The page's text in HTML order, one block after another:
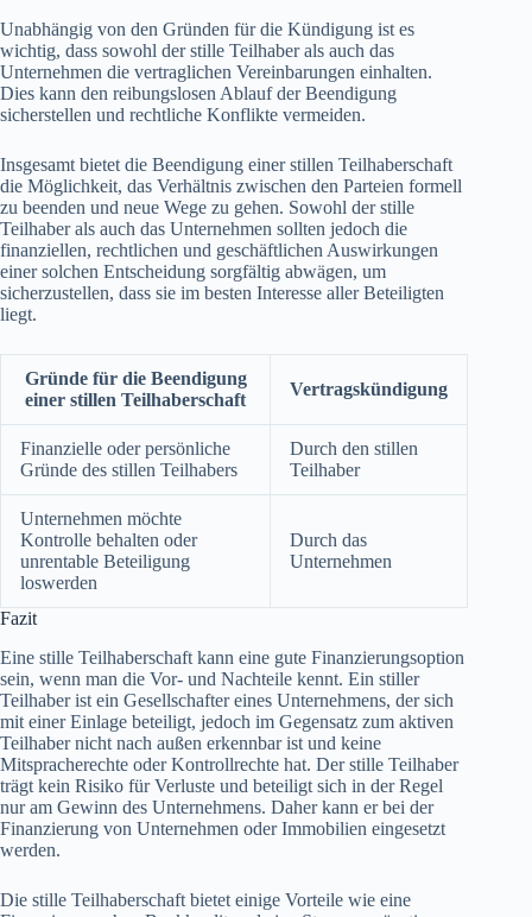
Unabhängig von den Gründen für die Kündigung ist es
wichtig, dass sowohl der stille Teilhaber als auch das
Unternehmen die vertraglichen Vereinbarungen einhalten.
Dies kann den reibungslosen Ablauf der Beendigung
sicherstellen und rechtliche Konflikte vermeiden.
Insgesamt bietet die Beendigung einer stillen Teilhaberschaft
die Möglichkeit, das Verhältnis zwischen den Parteien formell
zu beenden und neue Wege zu gehen. Sowohl der stille
Teilhaber als auch das Unternehmen sollten jedoch die
finanziellen, rechtlichen und geschäftlichen Auswirkungen
einer solchen Entscheidung sorgfältig abwägen, um
sicherzustellen, dass sie im besten Interesse aller Beteiligten
liegt.
Gründe für die Beendigung
einer stillen Teilhaberschaft
Vertragskündigung
Finanzielle oder persönliche
Gründe des stillen Teilhabers
Durch den stillen
Teilhaber
Unternehmen möchte
Kontrolle behalten oder
unrentable Beteiligung
loswerden
Durch das
Unternehmen
Fazit
Eine stille Teilhaberschaft kann eine gute Finanzierungsoption
sein, wenn man die Vor- und Nachteile kennt. Ein stiller
Teilhaber ist ein Gesellschafter eines Unternehmens, der sich
mit einer Einlage beteiligt, jedoch im Gegensatz zum aktiven
Teilhaber nicht nach außen erkennbar ist und keine
Mitspracherechte oder Kontrollrechte hat. Der stille Teilhaber
trägt kein Risiko für Verluste und beteiligt sich in der Regel
nur am Gewinn des Unternehmens. Daher kann er bei der
Finanzierung von Unternehmen oder Immobilien eingesetzt
werden.
Die stille Teilhaberschaft bietet einige Vorteile wie eine